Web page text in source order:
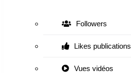
Followers
Likes publications
Vues vidéos